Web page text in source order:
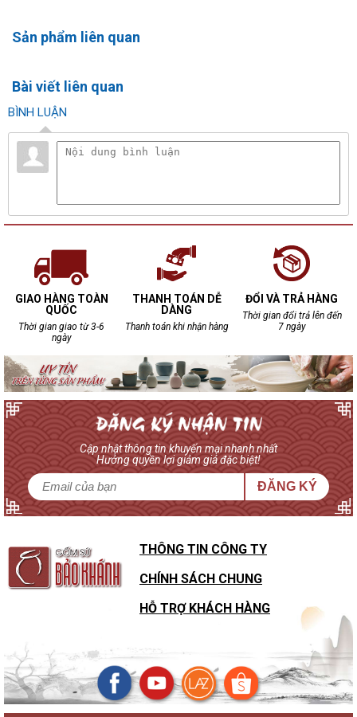
Sản phẩm liên quan
Bài viết liên quan
BÌNH LUẬN
GIAO HÀNG TOÀN
QUỐC
Thời gian giao từ 3-6
ngày
THANH TOÁN DỄ
DÀNG
Thanh toán khi nhận hàng
ĐỔI VÀ TRẢ HÀNG
Thời gian đổi trả lên đến
7 ngày
Cập nhật thông tin khuyến mại nhanh nhất
Hưởng quyền lợi giảm giá đặc biệt!
ĐĂNG KÝ
THÔNG TIN CÔNG TY
CHÍNH SÁCH CHUNG
HỖ TRỢ KHÁCH HÀNG